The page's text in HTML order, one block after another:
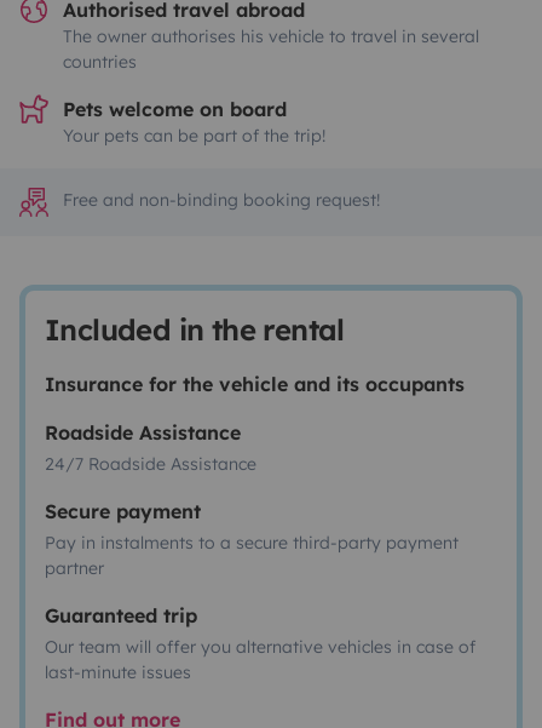
Authorised travel abroad
The owner authorises his vehicle to travel in several
countries
Pets welcome on board
Your pets can be part of the trip!
Free and non-binding booking request!
Included in the rental
Insurance for the vehicle and its occupants
Roadside Assistance
24/7 Roadside Assistance
Secure payment
Pay in instalments to a secure third-party payment
partner
Guaranteed trip
Our team will offer you alternative vehicles in case of
last-minute issues
Find out more